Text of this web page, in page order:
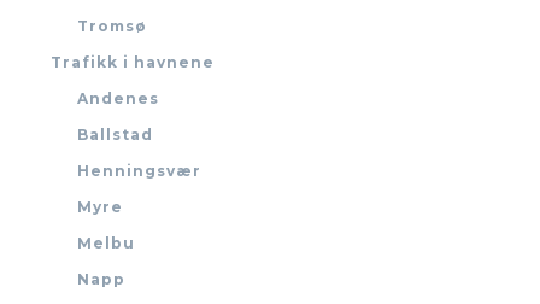
Tromsø
Trafikk i havnene
Andenes
Ballstad
Henningsvær
Myre
Melbu
Napp